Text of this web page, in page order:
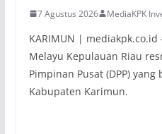
7 Agustus 2026 MediaKPK
KARIMUN |
Melayu Kepulauan Riau
Pimpinan Pusat (DPP)
Kabupaten Karimun.